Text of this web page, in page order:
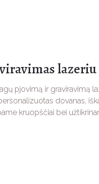
lazeriu
pjovimą ir graviravimą
dovanas,
kruopščiai bei